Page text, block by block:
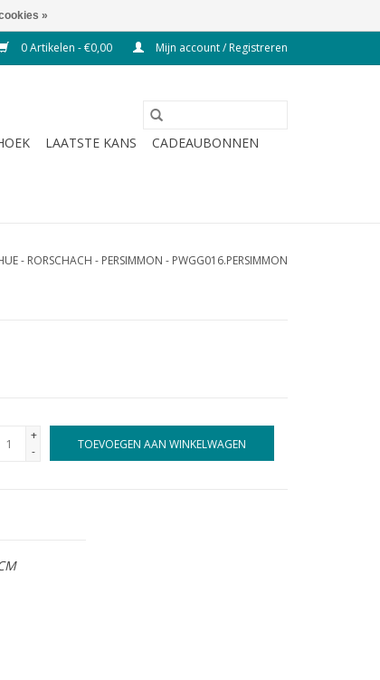
0 Artikelen - €0,00 Mijn account / Registreren
LAATSTE KANS
CADEAUBONNEN
- RORSCHACH - PERSIMMON - PWGG016.PERSIMMON
+
-
TOEVOEGEN AAN WINKELWAGEN
»